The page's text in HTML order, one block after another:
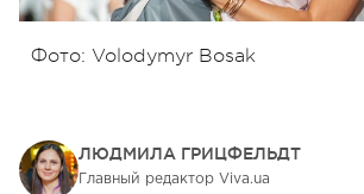
Фото: Volodymyr Bosak
ЛЮДМИЛА ГРИЦФЕЛЬДТ
Главный редактор Viva.ua